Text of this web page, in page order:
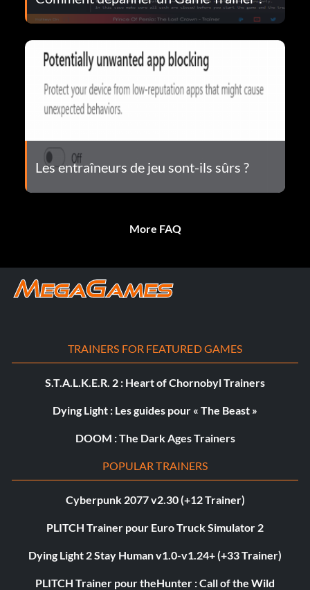
Les entraîneurs de jeu sont-ils sûrs ?
More FAQ
TRAINERS FOR FEATURED GAMES
S.T.A.L.K.E.R. 2 : Heart of Chornobyl Trainers
Dying Light : Les guides pour « The Beast »
DOOM : The Dark Ages Trainers
POPULAR TRAINERS
Cyberpunk 2077 v2.30 (+12 Trainer)
PLITCH Trainer pour Euro Truck Simulator 2
Dying Light 2 Stay Human v1.0-v1.24+ (+33 Trainer)
PLITCH Trainer pour theHunter : Call of the Wild